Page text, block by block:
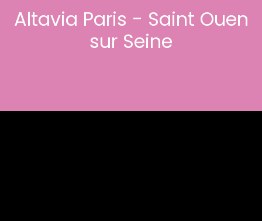
Altavia Paris - Saint Ouen
sur Seine